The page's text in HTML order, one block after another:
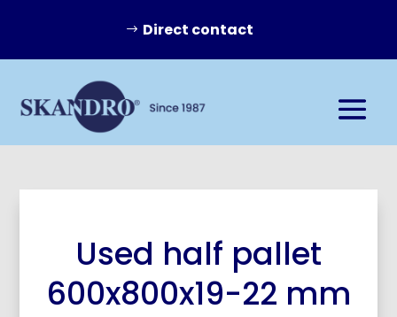
Direct contact
Used half pallet
600x800x19-22 mm